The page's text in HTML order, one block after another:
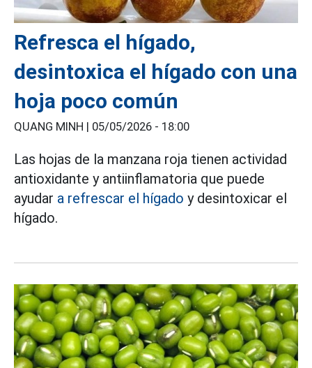
Refresca el hígado,
desintoxica el hígado con una
hoja poco común
QUANG MINH | 05/05/2026 - 18:00
Las hojas de la manzana roja tienen actividad
antioxidante y antiinflamatoria que puede
ayudar a refrescar el hígado y desintoxicar el
hígado.